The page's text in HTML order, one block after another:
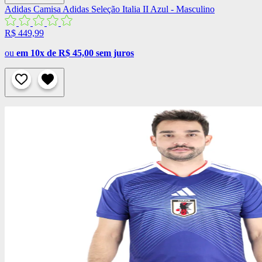
Adidas Camisa Adidas Seleção Italia II Azul - Masculino
R$ 449,99
ou em 10x de R$ 45,00 sem juros